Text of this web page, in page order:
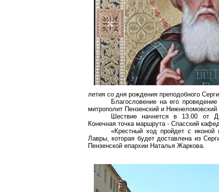
летия со дня рождения преподобного
Благословение на его
митрополит Пензенский и
Шествие начнется в 13.00 от
Конечная точка маршрута - Спасский
«Крестный ход пройдет с иконой
Лавры, которая будет доставлена из
Пензенской епархии Наталья Жаркова.